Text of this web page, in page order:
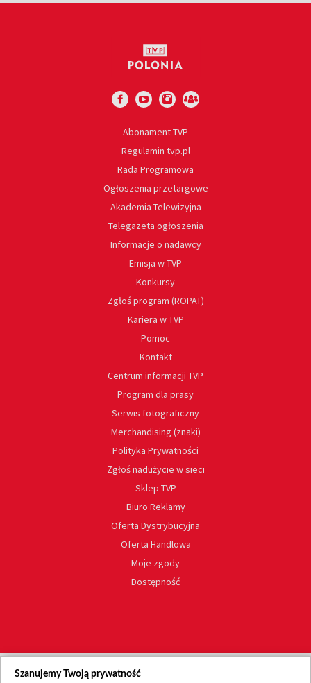
Abonament TVP
Regulamin tvp.pl
Rada Programowa
Ogłoszenia przetargowe
Akademia Telewizyjna
Telegazeta ogłoszenia
Informacje o nadawcy
Emisja w TVP
Konkursy
Zgłoś program (ROPAT)
Kariera w TVP
Pomoc
Kontakt
Centrum informacji TVP
Program dla prasy
Serwis fotograficzny
Merchandising (znaki)
Polityka Prywatności
Zgłoś nadużycie w sieci
Sklep TVP
Biuro Reklamy
Oferta Dystrybucyjna
Oferta Handlowa
Moje zgody
Dostępność
Szanujemy Twoją prywatność